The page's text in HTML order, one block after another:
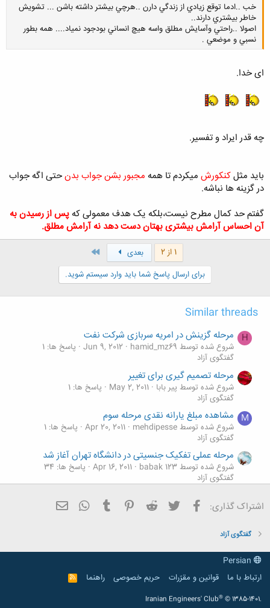
فرمایید.
حد کمال به هیچ وجه مطرح نیست، بهترین با توجه به شرایط موجود.
خب ..ادما توقع زيادي از زندگي دارن ..هرچي بيشتر داشته باشن ... تشويش
خاطر بيشتري دارند..
اصولا ..راحتي وآسايش مطلق واسه هيچ انساني بودجود نمياد.... همه بطور
نسبي و موضعي .
ای خدا.
چه قدر ایراد و تفسیر.
باید مثلکنکورش میکردم تا همه مجبور بشن جواب بدنحتی اگه جواب
در گزینه ها نباشه.
گفتم حد کمال مطرح نیست،بلکه یک هدف معمولی که پس از رسیدن به
آن احساس آرامش بیشتری بهتان دست دهد نه آرامش مطلق.
1 از 2 بعدی
برای ارسال پاسخ شما باید وارد سیستم شوید.
Similar threads
H مرحله گزینش در امریه سربازی شرکت نفت
شروع شده توسط hamid_mz69 Jun 9, 2012 پاسخ ها: 1
گفتگوی آزاد
مرحله تصمیم گیری برای تغییر
شروع شده توسط پیر بابا May 2, 2011
پاسخ ها: 1
گفتگوی آزاد
M مشاهده مبلغ یارانه نقدی مرحله سوم
شروع شده توسط mehdipesse Apr 20, 2011 پاسخ ها: 1
گفتگوی آزاد
مرحله عملی تفکیک جنسیتی در دانشگاه تهران آغاز شد
شروع شده توسط babak 123 Apr 16, 2011 پاسخ ها: 34
گفتگوی آزاد
داشته است
گفتگوی آزاد
اشتراک گذاری: فیسبوک تویتر Reddit
Pinterest
Tumblr
WhatsApp
گفتگوی آزاد
ارتباط با ما
قوانین و مقرّرات حریم خصوصی راهنما
R
S
Iranian Engineers' Club® © 1385-1401.